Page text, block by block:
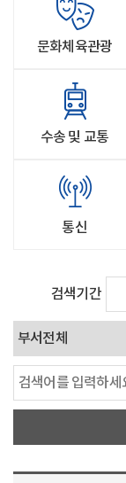
문화체육관광
수송 및 교통
통신
검색기간